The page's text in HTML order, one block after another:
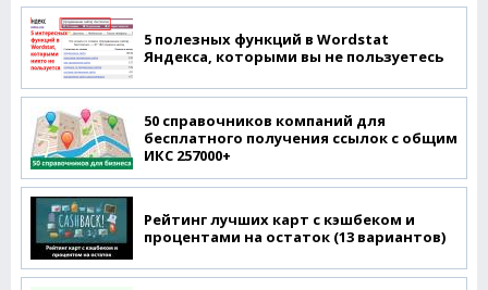
5 полезных функций в Wordstat
Яндекса, которыми вы не пользуетесь
50 справочников компаний для
бесплатного получения ссылок с общим
ИКС 257000+
Рейтинг лучших карт с кэшбеком и
процентами на остаток (13 вариантов)